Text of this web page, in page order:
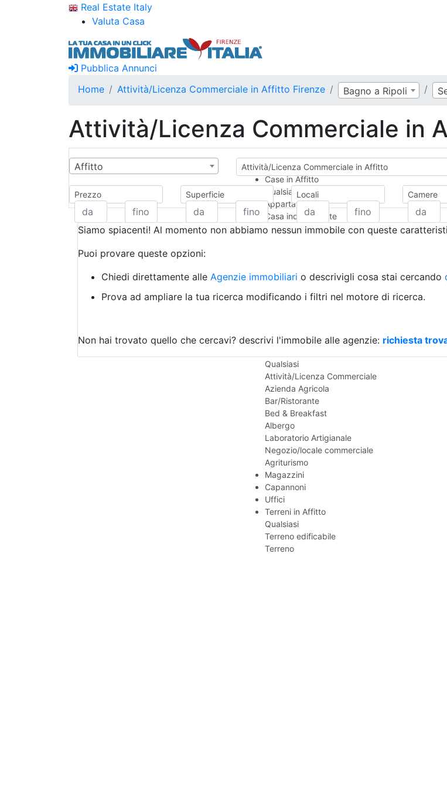
Real Estate Italy
Valuta Casa
Pubblica Annunci
Home
Attività/Licenza Commerciale in Affitto Firenze Bagno a Ripoli
Attività/Licenza Commerciale in
Affitto
Attività/Licenza Commerciale in Affitto
Case in Affitto
Qualsiasi
Appartamento
Casa indipendente
Casa Semi-indipendente
Rustico/Casale
Camera d'Albergo
Box/Garage
Qualsiasi
Attività/Licenza Commerciale
Azienda Agricola
Bar/Ristorante
Bed & Breakfast
Albergo
Laboratorio Artigianale
Negozio/locale commerciale
Agriturismo
Magazzini
Capannoni
Uffici
Terreni in Affitto
Qualsiasi
Terreno edificabile
Terreno
Prezzo Superficie Locali Camere
Siamo spiacenti! Al momento non abbiamo nessun immobile con queste
Puoi provare queste opzioni:
Chiedi direttamente alle Agenzie immobiliari o descrivigli cosa stai cercando
Prova ad ampliare la tua ricerca modificando i filtri nel motore di ricerca.
Non hai trovato quello che cercavi? descrivi l'immobile alle agenzie: richiesta